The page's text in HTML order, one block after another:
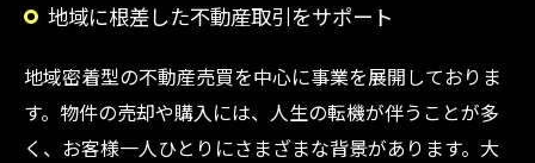
地域に根差した不動産取引をサポート
地域密着型の不動産売買を中心に事業を展開しておりま
す。物件の売却や購入には、人生の転機が伴うことが多
く、お客様一人ひとりにさまざまな背景があります。大